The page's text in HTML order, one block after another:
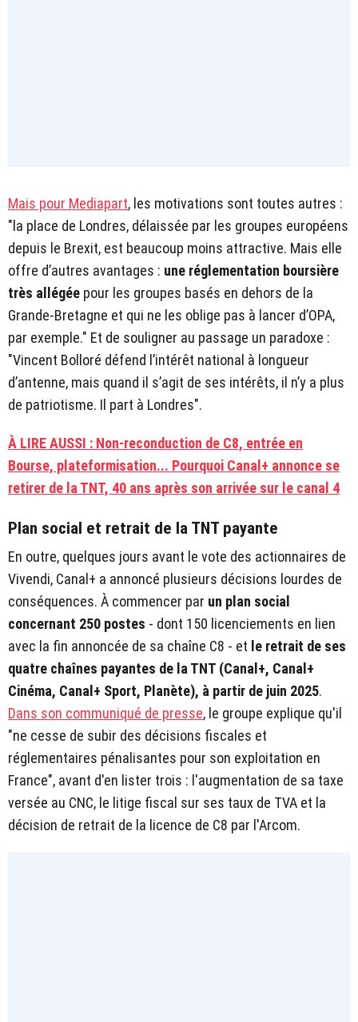
Mais pour Mediapart, les motivations sont toutes autres :
"la place de Londres, délaissée par les groupes européens
depuis le Brexit, est beaucoup moins attractive. Mais elle
offre d’autres avantages : une réglementation boursière
très allégée pour les groupes basés en dehors de la
Grande-Bretagne et qui ne les oblige pas à lancer d’OPA,
par exemple." Et de souligner au passage un paradoxe :
"Vincent Bolloré défend l’intérêt national à longueur
d’antenne, mais quand il s’agit de ses intérêts, il n’y a plus
de patriotisme. Il part à Londres".
À LIRE AUSSI : Non-reconduction de C8, entrée en
Bourse, plateformisation... Pourquoi Canal+ annonce se
retirer de la TNT, 40 ans après son arrivée sur le canal 4
Plan social et retrait de la TNT payante
En outre, quelques jours avant le vote des actionnaires de
Vivendi, Canal+ a annoncé plusieurs décisions lourdes de
conséquences. À commencer par un plan social
concernant 250 postes - dont 150 licenciements en lien
avec la fin annoncée de sa chaîne C8 - et le retrait de ses
quatre chaînes payantes de la TNT (Canal+, Canal+
Cinéma, Canal+ Sport, Planète), à partir de juin 2025.
Dans son communiqué de presse, le groupe explique qu'il
"ne cesse de subir des décisions fiscales et
réglementaires pénalisantes pour son exploitation en
France", avant d'en lister trois : l'augmentation de sa taxe
versée au CNC, le litige fiscal sur ses taux de TVA et la
décision de retrait de la licence de C8 par l'Arcom.